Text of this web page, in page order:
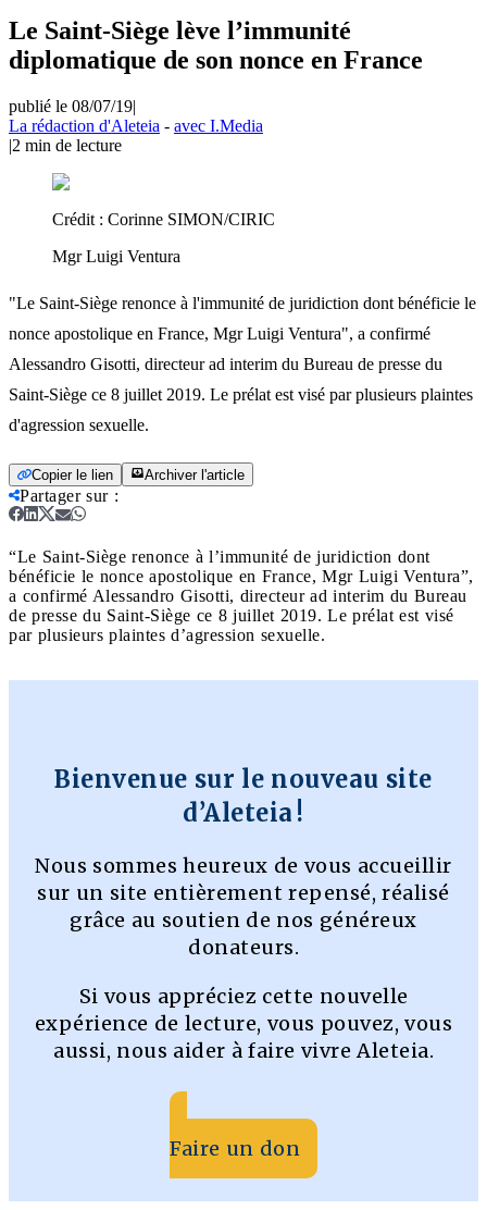
Le Saint-Siège lève l’immunité
diplomatique de son nonce en France
publié le 08/07/19|
La rédaction d'Aleteia - avec I.Media
|2 min de lecture
Crédit : Corinne SIMON/CIRIC
Mgr Luigi Ventura
"Le Saint-Siège renonce à l'immunité de juridiction dont bénéficie le
nonce apostolique en France, Mgr Luigi Ventura", a confirmé
Alessandro Gisotti, directeur ad interim du Bureau de presse du
Saint-Siège ce 8 juillet 2019. Le prélat est visé par plusieurs plaintes
d'agression sexuelle.
Copier le lien Archiver l'article
Partager sur:
“Le Saint-Siège renonce à l’immunité de juridiction dont
bénéficie le nonce apostolique en France, Mgr Luigi Ventura”,
a confirmé Alessandro Gisotti, directeur ad interim du Bureau
de presse du Saint-Siège ce 8 juillet 2019. Le prélat est visé
par plusieurs plaintes d’agression sexuelle.
Bienvenue sur le nouveau site
d’Aleteia !
Nous sommes heureux de vous accueillir
sur un site entièrement repensé, réalisé
grâce au soutien de nos généreux
donateurs.
Si vous appréciez cette nouvelle
expérience de lecture, vous pouvez, vous
aussi, nous aider à faire vivre Aleteia.
Faire un don